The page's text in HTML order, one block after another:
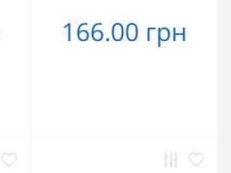
166.00 грн